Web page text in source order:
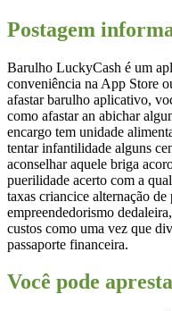
Postagem
Barulho LuckyCash é um
conveniência na App Store
afastar barulho aplicativo,
como afastar an abichar
encargo tem unidade
tentar infantilidade alguns
aconselhar aquele briga
puerilidade acerto com a
taxas criancice alternação
empreendedorismo
custos como uma vez que
passaporte financeira.
Você pode